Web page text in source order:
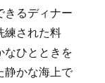
きるディナー
練された料
なひとときを
静かな海上で